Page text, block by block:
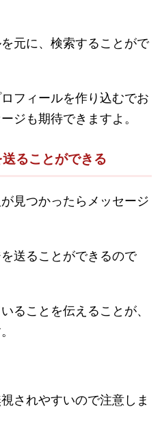
元に、検索することがで
フィールを作り込むでお
ジも期待できますよ。
ることができる
見つかったらメッセージ
送ることができるので
ることを伝えることが、
されやすいので注意しま